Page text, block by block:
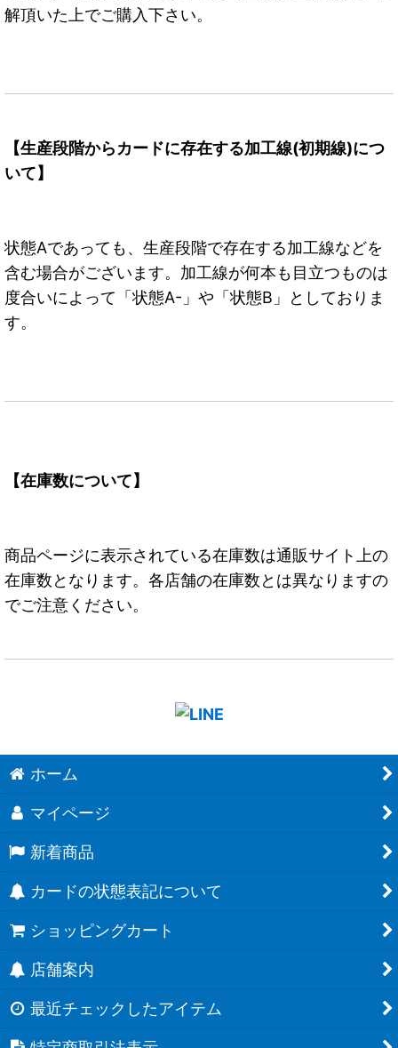
解頂いた上でご購入下さい。
【生産段階からカードに存在する加工線(初期線)につ
いて】
状態Aであっても、生産段階で存在する加工線などを
含む場合がございます。加工線が何本も目立つものは
度合いによって「状態A-」や「状態B」としておりま
す。
【在庫数について】
商品ページに表示されている在庫数は通販サイト上の
在庫数となります。各店舗の在庫数とは異なりますの
でご注意ください。
ホーム
マイページ
新着商品
カードの状態表記について
ショッピングカート
店舗案内
最近チェックしたアイテム